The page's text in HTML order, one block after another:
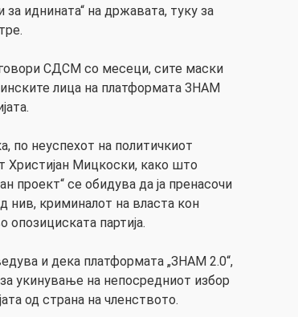
за иднината“ на државата, туку за
СДСМ со месеци, сите маски
лица на платформата ЗНАМ
по неуспехот на политичкиот
Мицкоски, како што
проект“ се обидува да ја пренасочи
нив, криминалот на власта кон
опозициската партија.
и дека платформата „ЗНАМ 2.0“,
укинување на непосредниот избор
од страна на членството.